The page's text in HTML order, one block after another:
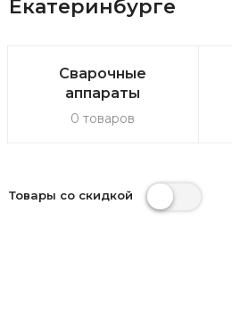
Екатеринбурге
Сварочные
аппараты
0 товаров
Товары со скидкой